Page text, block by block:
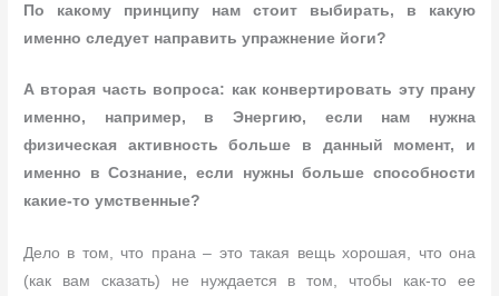
По какому принципу нам стоит выбирать, в какую
именно следует направить упражнение йоги?
А вторая часть вопроса: как конвертировать эту прану
именно, например, в Энергию, если нам нужна
физическая активность больше в данный момент, и
именно в Сознание, если нужны больше способности
какие-то умственные?
Дело в том, что прана – это такая вещь хорошая, что она
(как вам сказать) не нуждается в том, чтобы как-то ее